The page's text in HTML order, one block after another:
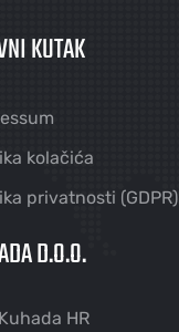
KUTAK
kolačića
privatnosti (GDPR)
D.O.O.
Kuhada HR